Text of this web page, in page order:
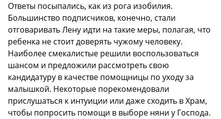
Ответы посыпались, как из рога изобилия.
Большинство подписчиков, конечно, стали
отговаривать Лену идти на такие меры, полагая, что
ребенка не стоит доверять чужому человеку.
Наиболее смекалистые решили воспользоваться
шансом и предложили рассмотреть свою
кандидатуру в качестве помощницы по уходу за
малышкой. Некоторые порекомендовали
прислушаться к интуиции или даже сходить в Храм,
чтобы попросить помощи в выборе няни у Господа.